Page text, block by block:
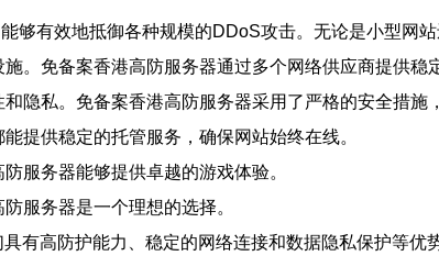
有效地抵御各种规模的DDoS攻击。无论是小型网站
。免备案香港高防服务器通过多个网络供应商提供稳
隐私。免备案香港高防服务器采用了严格的安全措施
提供稳定的托管服务，确保网站始终在线。
服务器能够提供卓越的游戏体验。
服务器是一个理想的选择。
有高防护能力、稳定的网络连接和数据隐私保护等